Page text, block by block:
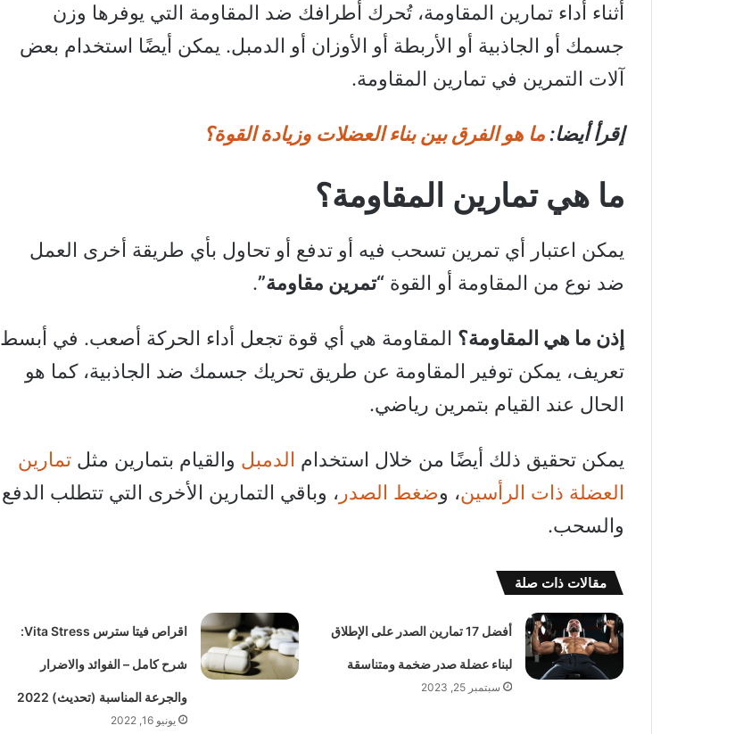
أثناء أداء تمارين المقاومة، تُحرك أطرافك ضد المقاومة التي يوفرها وزن
جسمك أو الجاذبية أو الأربطة أو الأوزان أو الدمبل. يمكن أيضًا استخدام بعض
آلات التمرين في تمارين المقاومة.
إقرأ أيضا:ما هو الفرق بين بناء العضلات وزيادة القوة؟
ما هي تمارين المقاومة؟
يمكن اعتبار أي تمرين تسحب فيه أو تدفع أو تحاول بأي طريقة أخرى العمل
ضد نوع من المقاومة أو القوة “تمرين مقاومة”.
إذن ما هي المقاومة؟ المقاومة هي أي قوة تجعل أداء الحركة أصعب. في أبسط
تعريف، يمكن توفير المقاومة عن طريق تحريك جسمك ضد الجاذبية، كما هو
الحال عند القيام بتمرين رياضي.
يمكن تحقيق ذلك أيضًا من خلال استخدام الدمبل والقيام بتمارين مثل تمارين
العضلة ذات الرأسين، وضغط الصدر ، وباقي التمارين الأخرى التي تتطلب الدفع
والسحب.
مقالات ذات صلة
أفضل 17 تمارين الصدر على الإطلاق
لبناء عضلة صدر ضخمة ومتناسقة
سبتمبر 25, 2023
اقراص فيتا سترس Vita Stress:
شرح كامل – الفوائد والاضرار
والجرعة المناسبة (تحديث) 2022
يونيو 16, 2022